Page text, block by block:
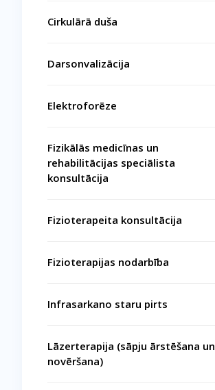
Cirkulārā duša
Darsonvalizācija
Elektroforēze
Fizikālās medicīnas un
rehabilitācijas speciālista
konsultācija
Fizioterapeita konsultācija
Fizioterapijas nodarbība
Infrasarkano staru pirts
Lāzerterapija (sāpju ārstēšana un
novēršana)